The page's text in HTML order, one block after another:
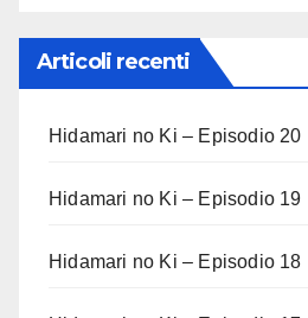
Articoli recenti
Hidamari no Ki – Episodio 20
Hidamari no Ki – Episodio 19
Hidamari no Ki – Episodio 18